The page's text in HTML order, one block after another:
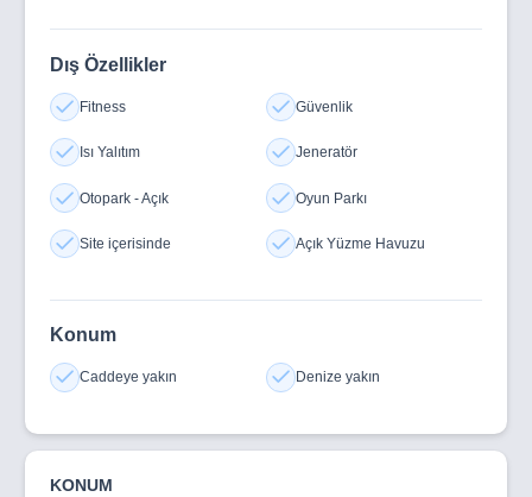
Dış Özellikler
Fitness Güvenlik
Isı Yalıtım Jeneratör
Otopark - Açık Oyun Parkı
Site içerisinde Açık Yüzme Havuzu
Konum
Caddeye yakın Denize yakın
KONUM